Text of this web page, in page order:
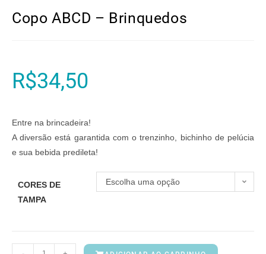
Copo ABCD – Brinquedos
R$34,50
Entre na brincadeira!
A diversão está garantida com o trenzinho, bichinho de pelúcia
e sua bebida predileta!
CORES DE
TAMPA
Escolha uma opção